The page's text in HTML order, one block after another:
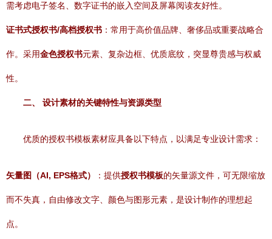
需考虑电子签名、数字证书的嵌入空间及屏幕阅读友好性。
证书式授权书/高档授权书 ：常用于高价值品牌、奢侈品或重要战略合
作。采用金色授权书元素、复杂边框、优质底纹，突显尊贵感与权威
性。
二、 设计素材的关键特性与资源类型
优质的授权书模板素材应具备以下特点，以满足专业设计需求：
矢量图（AI, EPS格式） ：提供授权书模板的矢量源文件，可无限缩放
而不失真，自由修改文字、颜色与图形元素，是设计制作的理想起
点。